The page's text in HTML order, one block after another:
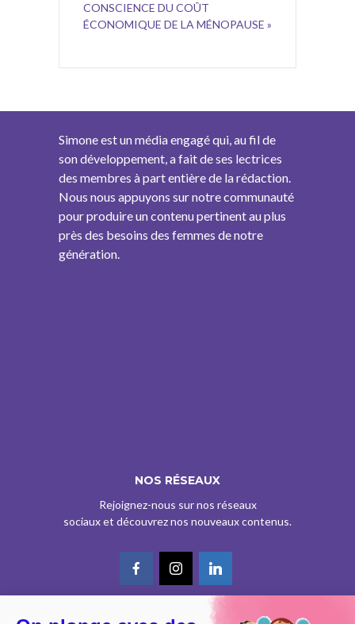
CONSCIENCE DU COÛT
ÉCONOMIQUE DE LA MÉNOPAUSE »
Simone est un média engagé qui, au fil de
son développement, a fait de ses lectrices
des membres à part entière de la rédaction.
Nous nous appuyons sur notre communauté
pour produire un contenu pertinent au plus
près des besoins des femmes de notre
génération.
NOS RÉSEAUX
Rejoignez-nous sur nos réseaux
sociaux et découvrez nos nouveaux contenus.